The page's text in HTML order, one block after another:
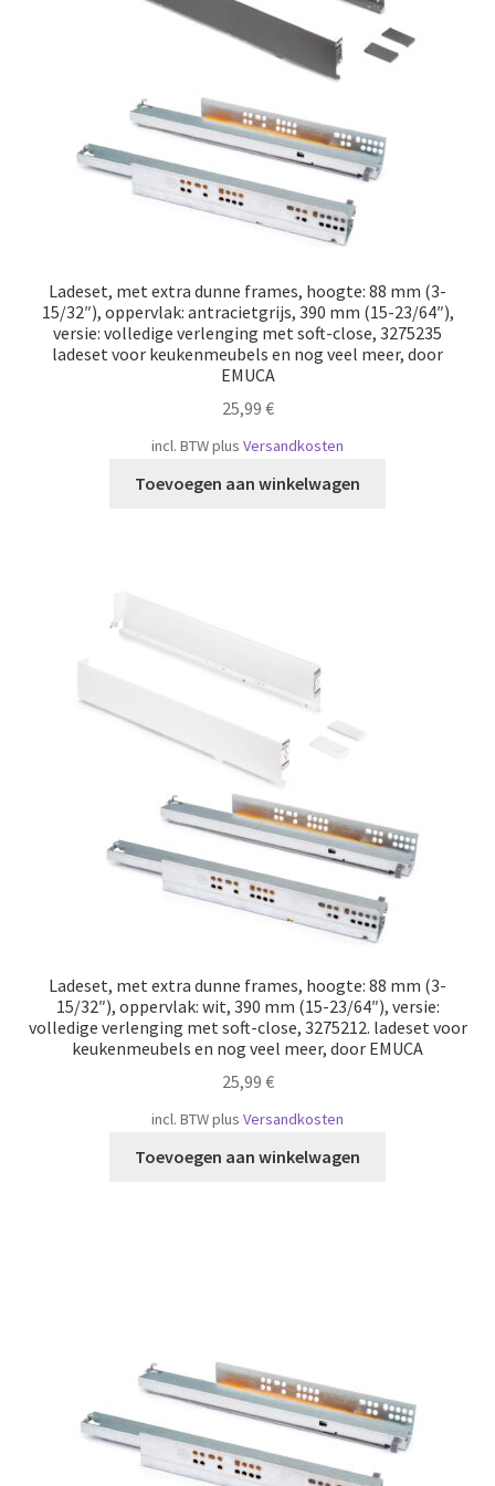
Ladeset, met extra dunne frames, hoogte: 88 mm (3-
15/32″), oppervlak: antracietgrijs, 390 mm (15-23/64″),
versie: volledige verlenging met soft-close, 3275235
ladeset voor keukenmeubels en nog veel meer, door
EMUCA
25,99 €
incl. BTWplus Versandkosten
Toevoegen aan winkelwagen
Ladeset, met extra dunne frames, hoogte: 88 mm (3-
15/32″), oppervlak: wit, 390 mm (15-23/64″), versie:
volledige verlenging met soft-close, 3275212. ladeset voor
keukenmeubels en nog veel meer, door EMUCA
25,99 €
incl. BTWplus Versandkosten
Toevoegen aan winkelwagen